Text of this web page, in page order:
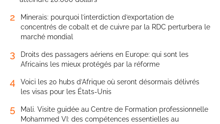
2
Minerais: pourquoi l’interdiction d’exportation de
concentrés de cobalt et de cuivre par la RDC perturbera le
marché mondial
3
Droits des passagers aériens en Europe: qui sont les
Africains les mieux protégés par la réforme
4
Voici les 20 hubs d’Afrique où seront désormais délivrés
les visas pour les États-Unis
5
Mali. Visite guidée au Centre de Formation professionnelle
Mohammed VI: des compétences essentielles au